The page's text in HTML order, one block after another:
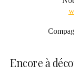
Encore à